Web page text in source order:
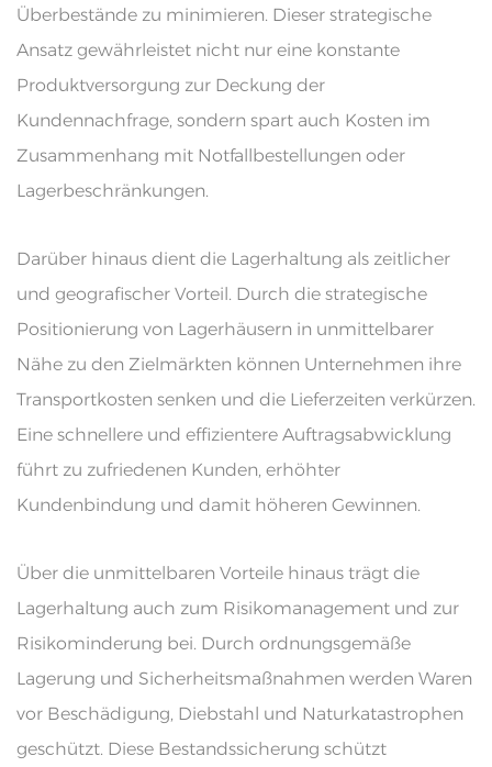
Überbestände zu minimieren. Dieser strategische
Ansatz gewährleistet nicht nur eine konstante
Produktversorgung zur Deckung der
Kundennachfrage, sondern spart auch Kosten im
Zusammenhang mit Notfallbestellungen oder
Lagerbeschränkungen.
Darüber hinaus dient die Lagerhaltung als zeitlicher
und geografischer Vorteil. Durch die strategische
Positionierung von Lagerhäusern in unmittelbarer
Nähe zu den Zielmärkten können Unternehmen ihre
Transportkosten senken und die Lieferzeiten verkürzen.
Eine schnellere und effizientere Auftragsabwicklung
führt zu zufriedenen Kunden, erhöhter
Kundenbindung und damit höheren Gewinnen.
Über die unmittelbaren Vorteile hinaus trägt die
Lagerhaltung auch zum Risikomanagement und zur
Risikominderung bei. Durch ordnungsgemäße
Lagerung und Sicherheitsmaßnahmen werden Waren
vor Beschädigung, Diebstahl und Naturkatastrophen
geschützt. Diese Bestandssicherung schützt